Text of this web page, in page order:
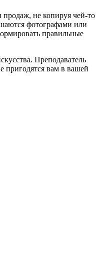
продаж, не копируя чей-то
фотографами или
правильные
Преподаватель
пригодятся вам в вашей